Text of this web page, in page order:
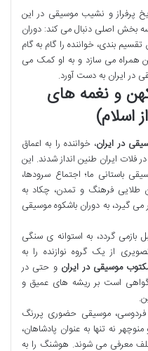
پرفراز و نشیب موسیقی در این
بخش اصلی دنبال می کند: دوران
بندی، خواننده را گام به گام
همراه می سازد و به او کمک می
در ایران به دست آورد.
و نغمه های
اسلام)
در ایران، خواننده را به اعماق
فلات ایران طنین انداز شدند. این
باستانی ما؛ اجتماع سرودها،
طلایی فرهنگ و تمدن، چکاد به
گیرد، به دوران باشکوه موسیقی
گردد، به استوانه ی سنگی
از یک گروه نوازنده را به
موسیقی در ایران و حتی در
است بر ریشه های عمیق و
فردوسی، موسیقی حضوری پررنگ
نه تنها به عنوان پادشاهان،
معرفی می شوند. هوشنگ را به